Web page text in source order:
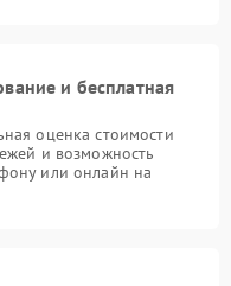
и бесплатная
оценка стоимости
и возможность
или онлайн на